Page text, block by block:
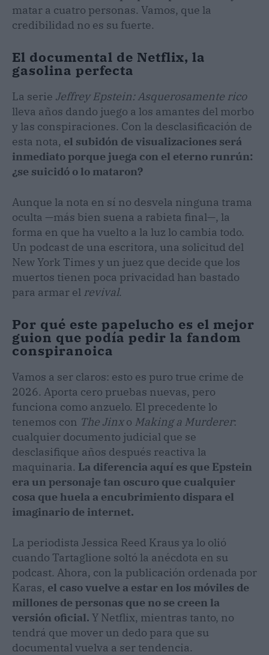
matar a cuatro personas. Vamos, que la
credibilidad no es su fuerte.
El documental de Netflix, la
gasolina perfecta
La serie Jeffrey Epstein: Asquerosamente rico
lleva años dando juego a los amantes del morbo
y las conspiraciones. Con la desclasificación de
esta nota, el subidón de visualizaciones será
inmediato porque juega con el eterno runrún:
¿se suicidó o lo mataron?
Aunque la nota en sí no desvela ninguna trama
oculta —más bien suena a rabieta final—, la
forma en que ha vuelto a la luz lo cambia todo.
Un podcast de una escritora, una solicitud del
New York Times y un juez que decide que los
muertos tienen poca privacidad han bastado
para armar el revival.
Por qué este papelucho es el mejor
guion que podía pedir la fandom
conspiranoica
Vamos a ser claros: esto es puro true crime de
2026. Aporta cero pruebas nuevas, pero
funciona como anzuelo. El precedente lo
tenemos con The Jinxo Making a Murderer:
cualquier documento judicial que se
desclasifique años después reactiva la
maquinaria. La diferencia aquí es que Epstein
era un personaje tan oscuro que cualquier
cosa que huela a encubrimiento dispara el
imaginario de internet.
La periodista Jessica Reed Kraus ya lo olió
cuando Tartaglione soltó la anécdota en su
podcast. Ahora, con la publicación ordenada por
Karas, el caso vuelve a estar en los móviles de
millones de personas que no se creen la
versión oficial. Y Netflix, mientras tanto, no
tendrá que mover un dedo para que su
documental vuelva a ser tendencia.